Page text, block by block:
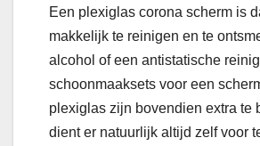
Een plexiglas corona scherm is
makkelijk te reinigen en te
alcohol of een antistatische
schoonmaaksets voor een
plexiglas zijn bovendien extra te
dient er natuurlijk altijd zelf voor